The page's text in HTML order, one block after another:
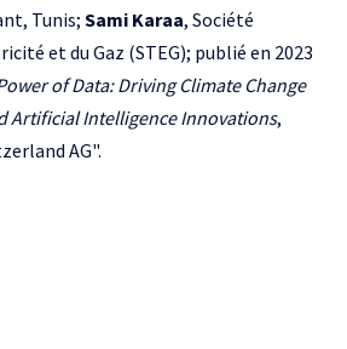
Tunis; Sami Karaa, Société
et du Gaz (STEG); publié en 2023
of Data: Driving Climate Change
Artificial Intelligence Innovations,
AG".